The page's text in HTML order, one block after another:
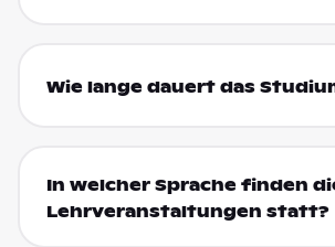
Wie lange dauert das
In welcher Sprache finden
Lehrveranstaltungen statt?